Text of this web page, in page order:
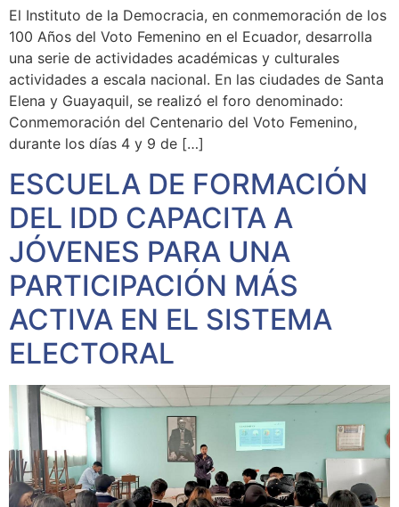
El Instituto de la Democracia, en conmemoración de los
100 Años del Voto Femenino en el Ecuador, desarrolla
una serie de actividades académicas y culturales
actividades a escala nacional. En las ciudades de Santa
Elena y Guayaquil, se realizó el foro denominado:
Conmemoración del Centenario del Voto Femenino,
durante los días 4 y 9 de […]
ESCUELA DE FORMACIÓN
DEL IDD CAPACITA A
JÓVENES PARA UNA
PARTICIPACIÓN MÁS
ACTIVA EN EL SISTEMA
ELECTORAL